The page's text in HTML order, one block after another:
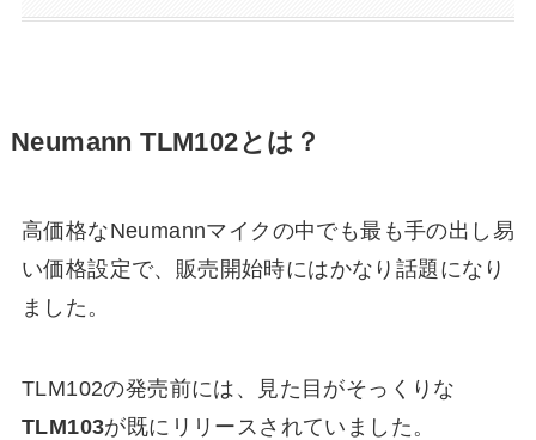
Neumann TLM102とは？
高価格なNeumannマイクの中でも最も手の出し易
い価格設定で、販売開始時にはかなり話題になり
ました。
TLM102の発売前には、見た目がそっくりな
TLM103が既にリリースされていました。